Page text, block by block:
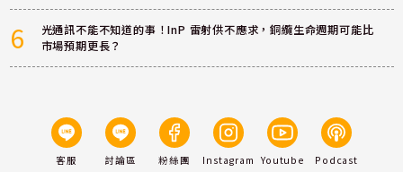
6
光通訊不能不知道的事！InP 雷射供不應求，銅纜生命週期可能比
市場預期更長？
客服 討論區 粉絲團 Instagram Youtube Podcast